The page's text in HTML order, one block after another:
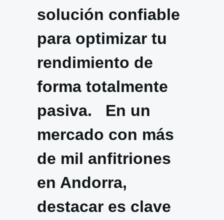
solución confiable
para optimizar tu
rendimiento de
forma totalmente
pasiva. En un
mercado con más
de mil anfitriones
en Andorra,
destacar es clave